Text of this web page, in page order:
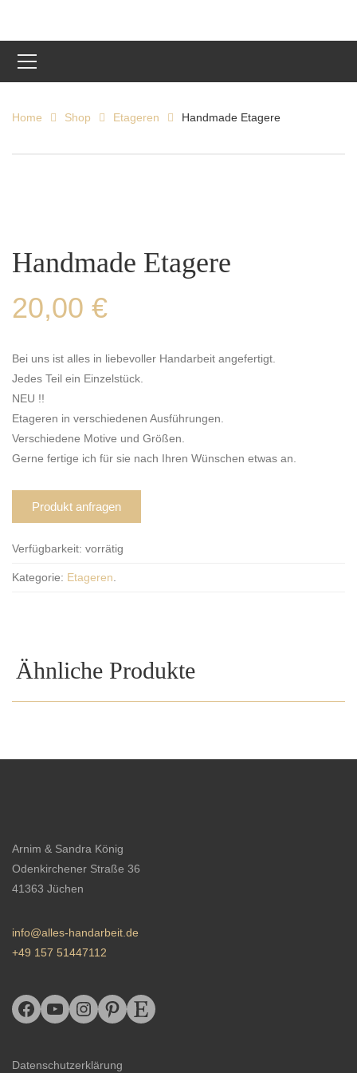
Home Shop Etageren Handmade Etagere
Handmade Etagere
20,00 €
Bei uns ist alles in liebevoller Handarbeit angefertigt.
Jedes Teil ein Einzelstück.
NEU !!
Etageren in verschiedenen Ausführungen.
Verschiedene Motive und Größen.
Gerne fertige ich für sie nach Ihren Wünschen etwas an.
Produkt anfragen
Verfügbarkeit: vorrätig
Kategorie: Etageren
Ähnliche Produkte
Arnim & Sandra König
Odenkirchener Straße 36
41363 Jüchen
info@alles-handarbeit.de
+49 157 51447112
Datenschutzerklärung